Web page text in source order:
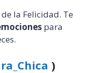
la Felicidad. Te
para
)